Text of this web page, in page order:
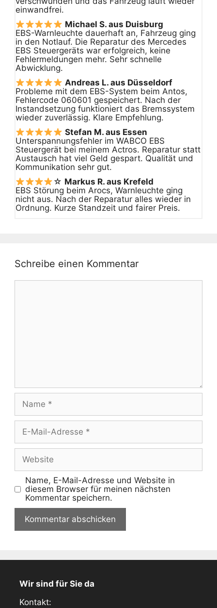
einwandfrei.
Michael S. aus Duisburg
EBS-Warnleuchte dauerhaft an, Fahrzeug ging
in den Notlauf. Die Reparatur des Mercedes
EBS Steuergeräts war erfolgreich, keine
Fehlermeldungen mehr. Sehr schnelle
Abwicklung.
Andreas L. aus Düsseldorf
Probleme mit dem EBS-System beim Antos,
Fehlercode 060601 gespeichert. Nach der
Instandsetzung funktioniert das Bremssystem
wieder zuverlässig. Klare Empfehlung.
Stefan M. aus Essen
Unterspannungsfehler im WABCO EBS
Steuergerät bei meinem Actros. Reparatur statt
Austausch hat viel Geld gespart. Qualität und
Kommunikation sehr gut.
☆ Markus R. aus Krefeld
EBS Störung beim Arocs, Warnleuchte ging
nicht aus. Nach der Reparatur alles wieder in
Ordnung. Kurze Standzeit und fairer Preis.
Schreibe einen Kommentar
Mail-
Adresse
Name, E-Mail-Adresse und Website in
diesem Browser für meinen nächsten
Kommentar speichern.
Wir sind für Sie da
Kontakt: